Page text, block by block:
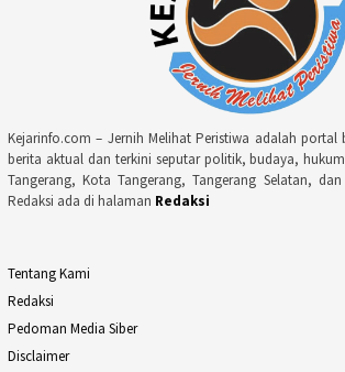
Kejarinfo.com – Jernih Melihat Peristiwa adalah portal
berita aktual dan terkini seputar politik, budaya,
Tangerang, Kota Tangerang, Tangerang Selatan,
Redaksi ada di halaman Redaksi
Tentang Kami
Redaksi
Pedoman Media Siber
Disclaimer